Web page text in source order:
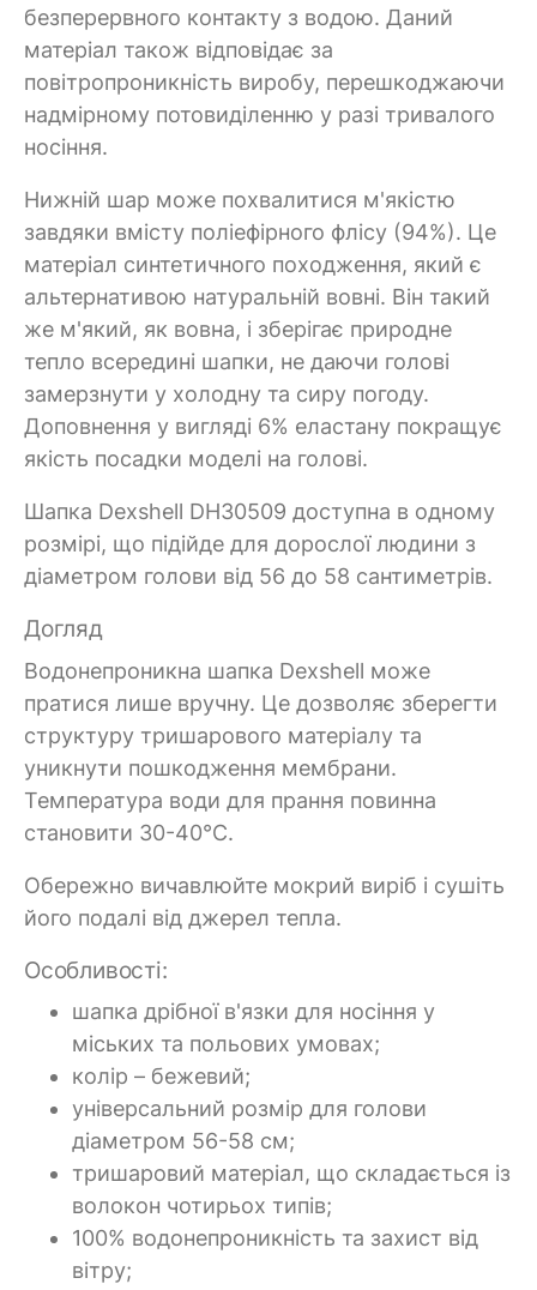
безперервного контакту з водою. Даний
матеріал також відповідає за
повітропроникність виробу, перешкоджаючи
надмірному потовиділенню у разі тривалого
носіння.
Нижній шар може похвалитися м'якістю
завдяки вмісту поліефірного флісу (94%). Це
матеріал синтетичного походження, який є
альтернативою натуральній вовні. Він такий
же м'який, як вовна, і зберігає природне
тепло всередині шапки, не даючи голові
замерзнути у холодну та сиру погоду.
Доповнення у вигляді 6% еластану покращує
якість посадки моделі на голові.
Шапка Dexshell DH30509 доступна в одному
розмірі, що підійде для дорослої людини з
діаметром голови від 56 до 58 сантиметрів.
Догляд
Водонепроникна шапка Dexshell може
пратися лише вручну. Це дозволяє зберегти
структуру тришарового матеріалу та
уникнути пошкодження мембрани.
Температура води для прання повинна
становити 30-40°C.
Обережно вичавлюйте мокрий виріб і сушіть
його подалі від джерел тепла.
Особливості:
шапка дрібної в'язки для носіння у
міських та польових умовах;
колір – бежевий;
універсальний розмір для голови
діаметром 56-58 см;
тришаровий матеріал, що складається із
волокон чотирьох типів;
100% водонепроникність та захист від
вітру;